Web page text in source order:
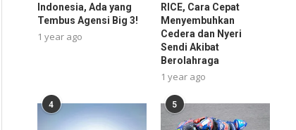
Indonesia, Ada yang
Tembus Agensi Big 3!
1 year ago
RICE, Cara Cepat
Menyembuhkan
Cedera dan Nyeri
Sendi Akibat
Berolahraga
1 year ago
4 5